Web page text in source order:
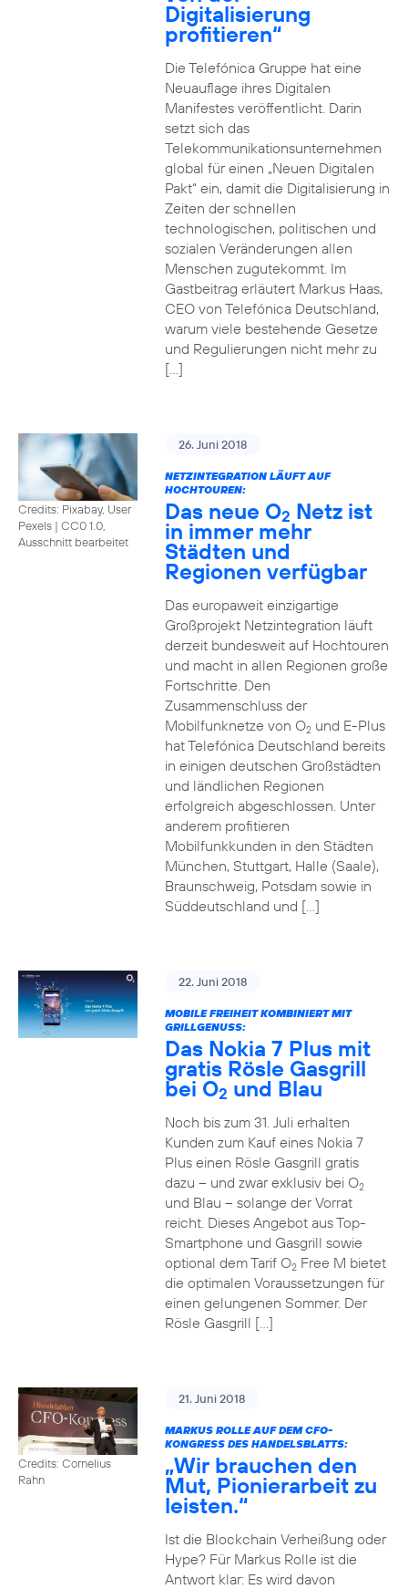
Digitalisierung
profitieren“
Die Telefónica Gruppe hat eine
Neuauflage ihres Digitalen
Manifestes veröffentlicht. Darin
setzt sich das
Telekommunikationsunternehmen
global für einen „Neuen Digitalen
Pakt“ ein, damit die Digitalisierung in
Zeiten der schnellen
technologischen, politischen und
sozialen Veränderungen allen
Menschen zugutekommt. Im
Gastbeitrag erläutert Markus Haas,
CEO von Telefónica Deutschland,
warum viele bestehende Gesetze
und Regulierungen nicht mehr zu
[…]
Credits: Pixabay, User
Pexels | CC0 1.0,
Ausschnitt bearbeitet
26. Juni 2018
NETZINTEGRATION LÄUFT AUF
HOCHTOUREN:
Das neue O2 Netz ist
in immer mehr
Städten und
Regionen verfügbar
Das europaweit einzigartige
Großprojekt Netzintegration läuft
derzeit bundesweit auf Hochtouren
und macht in allen Regionen große
Fortschritte. Den
Zusammenschluss der
Mobilfunknetze von O2und E-Plus
hat Telefónica Deutschland bereits
in einigen deutschen Großstädten
und ländlichen Regionen
erfolgreich abgeschlossen. Unter
anderem profitieren
Mobilfunkkunden in den Städten
München, Stuttgart, Halle (Saale),
Braunschweig, Potsdam sowie in
Süddeutschland und […]
22. Juni 2018
MOBILE FREIHEIT KOMBINIERT MIT
GRILLGENUSS:
Das Nokia 7 Plus mit
gratis Rösle Gasgrill
bei O2 und Blau
Noch bis zum 31. Juli erhalten
Kunden zum Kauf eines Nokia 7
Plus einen Rösle Gasgrill gratis
dazu – und zwar exklusiv bei O2
und Blau – solange der Vorrat
reicht. Dieses Angebot aus Top-
Smartphone und Gasgrill sowie
optional dem Tarif O2Free M bietet
die optimalen Voraussetzungen für
einen gelungenen Sommer. Der
Rösle Gasgrill […]
Credits: Cornelius
Rahn
21. Juni 2018
MARKUS ROLLE AUF DEM CFO-
KONGRESS DES HANDELSBLATTS:
„Wir brauchen den
Mut, Pionierarbeit zu
leisten.“
Ist die Blockchain Verheißung oder
Hype? Für Markus Rolle ist die
Antwort klar: Es wird davon